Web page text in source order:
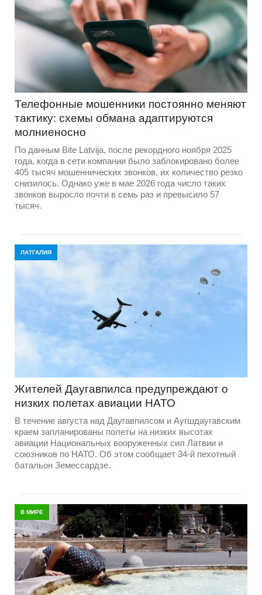
Телефонные мошенники постоянно меняют
тактику: схемы обмана адаптируются
молниеносно
По данным Bite Latvija, после рекордного ноября 2025
года, когда в сети компании было заблокировано более
405 тысяч мошеннических звонков, их количество резко
снизилось. Однако уже в мае 2026 года число таких
звонков выросло почти в семь раз и превысило 57
тысяч.
ЛАТГАЛИЯ
Жителей Даугавпилса предупреждают о
низких полетах авиации НАТО
В течение августа над Даугавпилсом и Аугшдаугавским
краем запланированы полеты на низких высотах
авиации Национальных вооруженных сил Латвии и
союзников по НАТО. Об этом сообщает 34-й пехотный
батальон Земессардзе.
В МИРЕ